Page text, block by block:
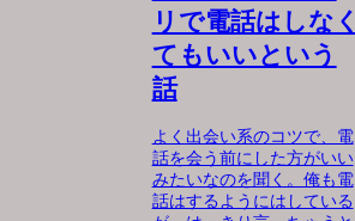
リで電話はしなく
てもいいという
話
よく出会い系のコツで、電
話を会う前にした方がいい
みたいなのを聞く。俺も電
話はするようにはしている